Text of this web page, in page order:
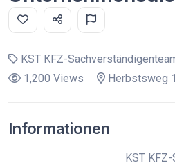
KST KFZ-
1,200 Views
Herbstsweg
Informationen
KST